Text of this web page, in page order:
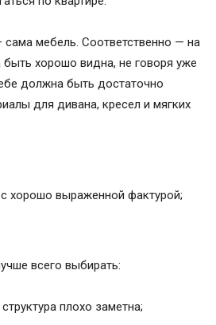
мебель. Соответственно — на
хорошо видна, не говоря уже
должна быть достаточно
для дивана, кресел и мягких
хорошо выраженной фактурой;
всего выбирать:
плохо заметна;